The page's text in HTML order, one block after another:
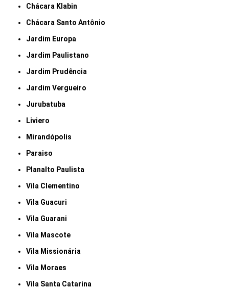
Chácara Klabin
Chácara Santo Antônio
Jardim Europa
Jardim Paulistano
Jardim Prudência
Jardim Vergueiro
Jurubatuba
Liviero
Mirandópolis
Paraiso
Planalto Paulista
Vila Clementino
Vila Guacuri
Vila Guarani
Vila Mascote
Vila Missionária
Vila Moraes
Vila Santa Catarina